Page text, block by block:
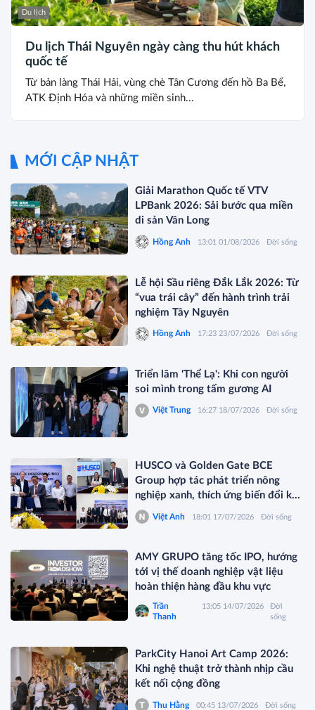
Du lịch
Du lịch Thái Nguyên ngày càng thu hút khách
quốc tế
Từ bản làng Thái Hải, vùng chè Tân Cương đến hồ Ba Bể,
ATK Định Hóa và những miền sinh...
MỚI CẬP NHẬT
Giải Marathon Quốc tế VTV
LPBank 2026: Sải bước qua miền
di sản Vân Long
Hồng Anh 13:01 01/08/2026 Đời sống
Lễ hội Sầu riêng Đắk Lắk 2026: Từ
“vua trái cây” đến hành trình trải
nghiệm Tây Nguyên
Hồng Anh 17:23 23/07/2026 Đời sống
Triển lãm 'Thể Lạ': Khi con người
soi mình trong tấm gương AI
Việt Trung 16:27 18/07/2026 Đời sống
HUSCO và Golden Gate BCE
Group hợp tác phát triển nông
nghiệp xanh, thích ứng biến đổi khí
hậu
Việt Anh 18:01 17/07/2026 Đời sống
AMY GRUPO tăng tốc IPO, hướng
tới vị thế doanh nghiệp vật liệu
hoàn thiện hàng đầu khu vực
Trần
Thanh
13:05 14/07/2026
Đời
sống
ParkCity Hanoi Art Camp 2026:
Khi nghệ thuật trở thành nhịp cầu
kết nối cộng đồng
Thu Hằng 00:45 13/07/2026 Đời sống